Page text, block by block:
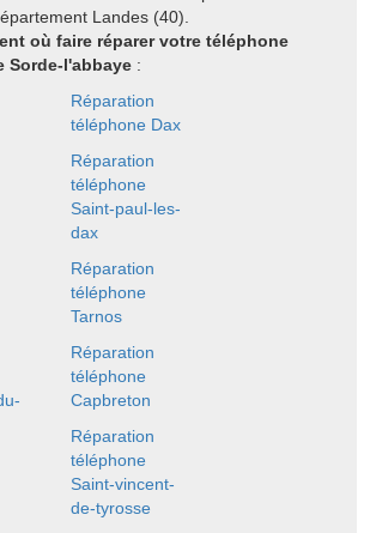
Landes (40).
où faire réparer votre téléphone
Sorde-l'abbaye :
Réparation
téléphone Dax
Réparation
téléphone
Saint-paul-les-
dax
Réparation
téléphone
Tarnos
Réparation
téléphone
Capbreton
Réparation
téléphone
Saint-vincent-
de-tyrosse